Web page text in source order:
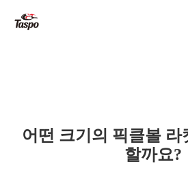
어떤 크기의 픽클볼
할까요?